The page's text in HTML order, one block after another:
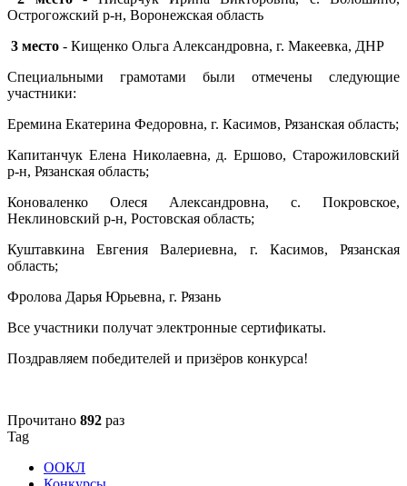
Острогожский р-н, Воронежская область
3 место - Кищенко Ольга Александровна, г. Макеевка, ДНР
Специальными грамотами были отмечены следующие
участники:
Еремина Екатерина Федоровна, г. Касимов, Рязанская область;
Капитанчук Елена Николаевна, д. Ершово, Старожиловский
р-н, Рязанская область;
Коноваленко Олеся Александровна, с. Покровское,
Неклиновский р-н, Ростовская область;
Куштавкина Евгения Валериевна, г. Касимов, Рязанская
область;
Фролова Дарья Юрьевна, г. Рязань
Все участники получат электронные сертификаты.
Поздравляем победителей и призёров конкурса!
Прочитано 892 раз
Tag
ООКЛ